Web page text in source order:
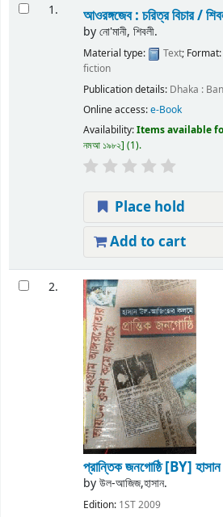
1.
আওরঙ্গজেব : চরিত্র বিচার /
byনো'মানী, শিবলী.
Material type: Text; Format:
fiction
Publication details: Dhaka :
Online access:e-Book
Availability:Items available
নমআ ১৯৮২ (1).
Place hold
Add to cart
2.
প্রান্তিক জনগোষ্ঠি[BY]
byউল-আজিজ,হাসান.
Edition: 1ST 2009